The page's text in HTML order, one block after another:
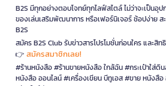
B2S มีทุกอย่างตอบโจทย์ทุกไลฟ์สไตล์ ไม่ว่าจะเป็นอุ
ของเล่นเสริมพัฒนาการ หรือเฟอร์นิเจอร์ ช้อปง่าย
B2S
สมัคร B2S Club รับข่าวสารโปรโมชั่นก่อนใคร และสิ
👉 สมัครสมาชิกเลย!
#ร้านหนังสือ #ร้านขายหนังสือ ใกล้ฉัน #กระเป๋าใส่ดิ
หนังสือ ออนไลน์ #เครื่องเขียน บีทูเอส #ขาย หนังสือ